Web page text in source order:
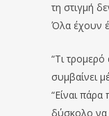
τη στιγμή
Όλα έχουν
“Τι
συμβαίνει
“Είναι
δύσκολο να